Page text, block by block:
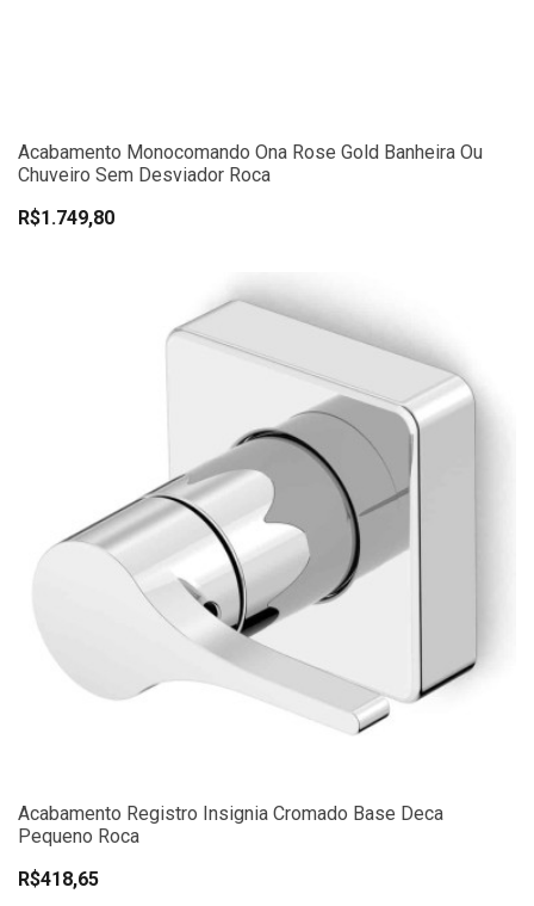
Acabamento Monocomando Ona Rose Gold Banheira Ou
Chuveiro Sem Desviador Roca
R$1.749,80
Acabamento Registro Insignia Cromado Base Deca
Pequeno Roca
R$418,65